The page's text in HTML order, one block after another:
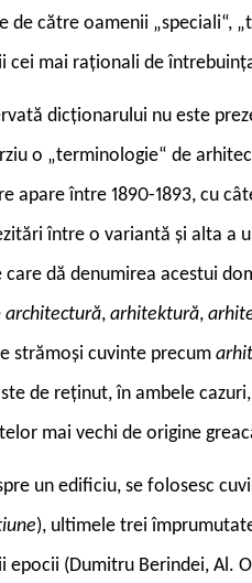
de către oamenii „speciali“,
cei mai raționali de
dicționarului nu este
o „terminologie“ de
apare între 1890-1893, cu
între o variantă și alta a
care dă denumirea acestui
architectură, arhitektură,
strămoși cuvinte precum
de reținut, în ambele
mai vechi de origine
un edificiu, se folosesc
), ultimele trei
(Dumitru Berindei, Al.